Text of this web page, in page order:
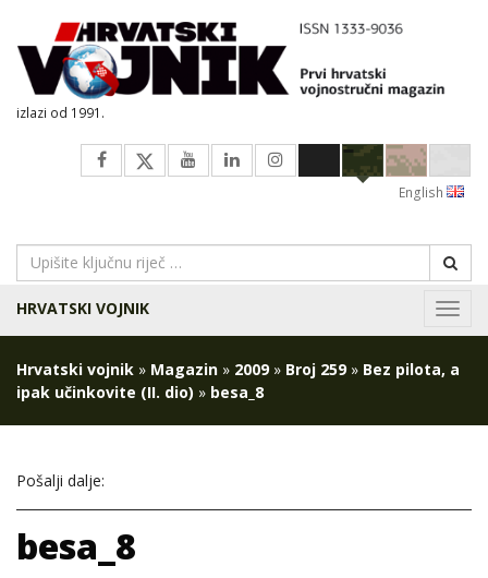
izlazi od 1991.
English
HRVATSKI VOJNIK
Hrvatski vojnik » Magazin » 2009» Broj 259» Bez pilota, a
ipak učinkovite (II. dio) » besa_8
Pošalji dalje:
besa_8